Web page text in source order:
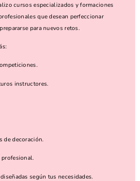
cursos especializados y formaciones
que desean perfeccionar
para nuevos retos.
instructores.
de decoración.
según tus necesidades.